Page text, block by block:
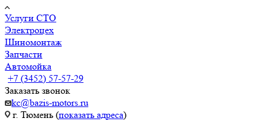
Услуги СТО
Электроцех
Шиномонтаж
Запчасти
Автомойка
+7 (3452) 57-57-29
Заказать звонок
kc@bazis-motors.ru
г. Тюмень (показать адреса)